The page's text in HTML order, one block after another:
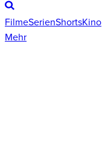
FilmeSerienShortsKino
Mehr